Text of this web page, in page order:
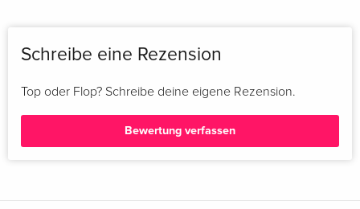
Schreibe eine Rezension
Top oder Flop? Schreibe deine eigene Rezension.
Bewertung verfassen